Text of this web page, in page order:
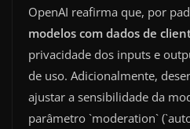
OpenAI reafirma que, por
modelos com dados de
privacidade dos inputs e
de uso. Adicionalmente,
ajustar a sensibilidade da
parâmetro `moderation`